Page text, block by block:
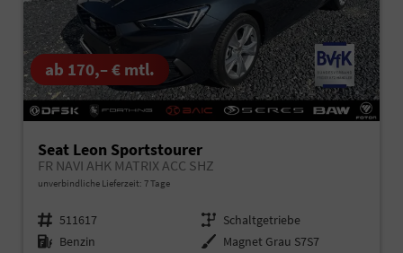
ab 170,– € mtl.
Seat Leon Sportstourer
FR NAVI AHK MATRIX ACC SHZ
unverbindliche Lieferzeit: 7 Tage
Fahrzeugnr. 511617 Getriebe Schaltgetriebe
Kraftstoff Benzin Außenfarbe Magnet Grau S7S7